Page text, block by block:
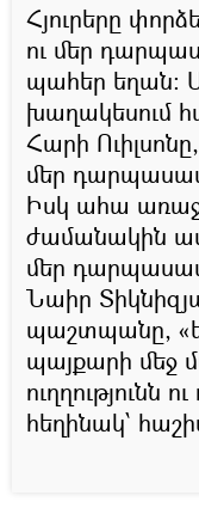
Հյուրերը
ու մեր
պահեր եղան։
խաղակեսում
Հարի
մեր
Իսկ ահա
ժամանակին
մեր
Նաիր
պաշտպանը,
պայքարի մեջ
ուղղությունն
հեղինակ՝